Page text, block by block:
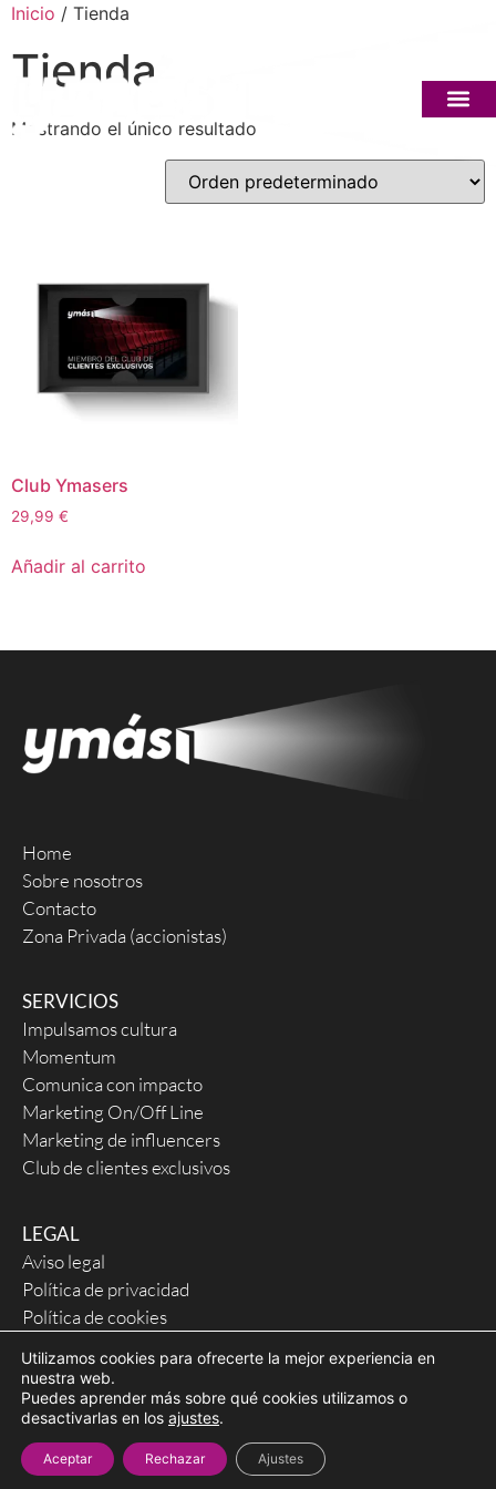
Inicio / Tienda
Tienda
Mostrando el único resultado
Club Ymasers
29,99 €
Añadir al carrito
Home
Sobre nosotros
Contacto
Zona Privada (accionistas)
SERVICIOS
Impulsamos cultura
Momentum
Comunica con impacto
Marketing On/Off Line
Marketing de influencers
Club de clientes exclusivos
LEGAL
Aviso legal
Política de privacidad
Política de cookies
© ymás — 2024
Utilizamos cookies para ofrecerte la mejor experiencia en
nuestra web.
Puedes aprender más sobre qué cookies utilizamos o
desactivarlas en los ajustes.
Aceptar Rechazar Ajustes